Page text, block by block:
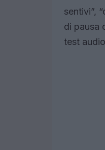
sentivi”,
di pausa
test